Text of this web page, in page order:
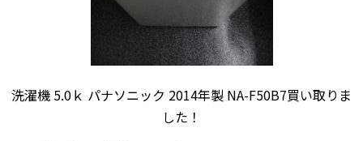
洗濯機 5.0ｋ パナソニック 2014年製 NA-F50B7買い取りま
した！